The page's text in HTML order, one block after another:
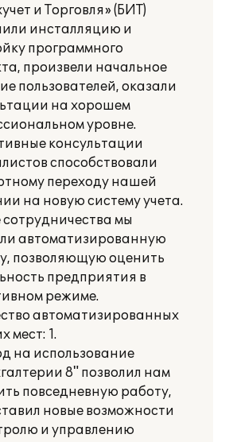
и Торговля» (БИТ)
инсталляцию и
программного
произвели начальное
пользователей, оказали
на хорошем
уровне.
консультации
способствовали
переходу нашей
на новую систему учета.
сотрудничества мы
автоматизированную
позволяющую оценить
предприятия в
режиме.
автоматизированных
мест: 1.
на использование
8" позволил нам
повседневную работу,
новые возможности
и управлению